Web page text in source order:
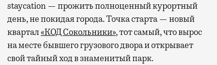
staycation — прожить полноценный курортный
день, не покидая города. Точка старта — новый
квартал«КОД Сокольники», тот самый, что вырос
на месте бывшего грузового двора и открывает
свой тайный ход в знаменитый парк.